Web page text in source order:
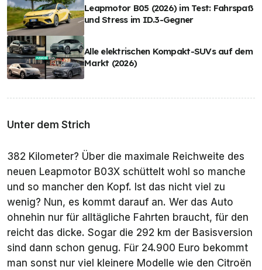
Leapmotor B05 (2026) im Test: Fahrspaß
und Stress im ID.3-Gegner
Alle elektrischen Kompakt-SUVs auf dem
Markt (2026)
Unter dem Strich
382 Kilometer? Über die maximale Reichweite des
neuen Leapmotor B03X schüttelt wohl so manche
und so mancher den Kopf. Ist das nicht viel zu
wenig? Nun, es kommt darauf an. Wer das Auto
ohnehin nur für alltägliche Fahrten braucht, für den
reicht das dicke. Sogar die 292 km der Basisversion
sind dann schon genug. Für 24.900 Euro bekommt
man sonst nur viel kleinere Modelle wie den Citroën